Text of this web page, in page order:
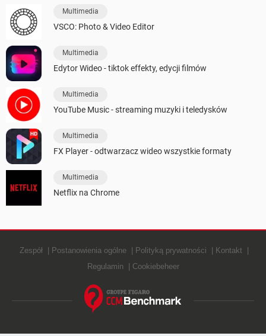
Multimedia
VSCO: Photo & Video Editor
Multimedia
Edytor Wideo - tiktok effekty, edycji filmów
Multimedia
YouTube Music - streaming muzyki i teledysków
Multimedia
FX Player - odtwarzacz wideo wszystkie formaty
Multimedia
Netflix na Chrome
Zespół Postanowienia ogólne Polityką prywatności
Kontakt
Regulamin
Cookiebeheer